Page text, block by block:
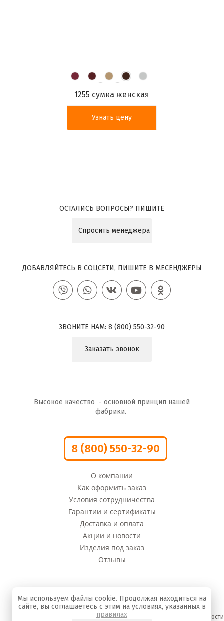
1255 сумка женская
Узнать цену
ОСТАЛИСЬ ВОПРОСЫ? ПИШИТЕ
Спросить менеджера
ДОБАВЛЯЙТЕСЬ В СОЦСЕТИ, ПИШИТЕ В МЕСЕНДЖЕРЫ
ЗВОНИТЕ НАМ: 8 (800) 550-32-90
Заказать звонок
Высокое качество - основной принцип нашей
фабрики.
8 (800) 550-32-90
О компании
Как оформить заказ
Условия сотрудничества
Гарантии и сертификаты
Доставка и оплата
Акции и новости
Изделия под заказ
Отзывы
сумок и кожгалантереи
Политика конфиденциальности
Мы используем файлы cookie. Продолжая находиться на
сайте, вы соглашаетесь с этим на условиях, указанных в
правилах